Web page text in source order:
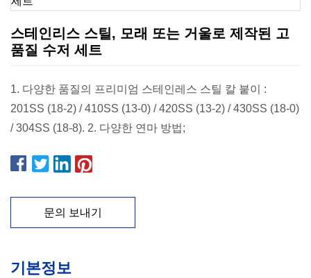
스테인리스 스틸, 모래 또는 거울로 제작된 고
품질 수저 세트
1. 다양한 품질의 프리미엄 스테인레스 스틸 칼 붙이 :
201SS (18-2) / 410SS (13-0) / 420SS (13-2) / 430SS (18-0)
/ 304SS (18-8). 2. 다양한 연마 방법;
문의 보내기
기본정보